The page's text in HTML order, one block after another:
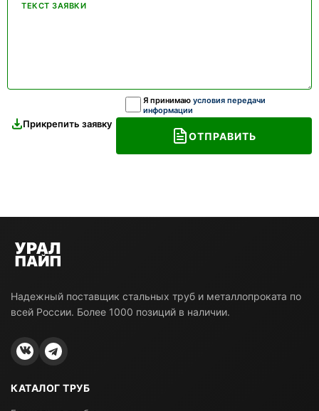
ТЕКСТ ЗАЯВКИ
Прикрепить заявку
Я принимаю условия передачи
информации
ОТПРАВИТЬ
Надежный поставщик стальных труб и металлопроката по
всей России. Более 1000 позиций в наличии.
КАТАЛОГ ТРУБ